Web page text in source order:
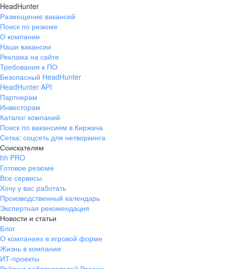
HeadHunter
Размещение вакансий
Поиск по резюме
О компании
Наши вакансии
Реклама на сайте
Требования к ПО
Безопасный HeadHunter
HeadHunter API
Партнерам
Инвесторам
Каталог компаний
Поиск по вакансиям в Киржача
Сетка: соцсеть для нетворкинга
Соискателям
hh PRO
Готовое резюме
Все сервисы
Хочу у вас работать
Производственный календарь
Экспертная рекомендация
Новости и статьи
Блог
О компаниях в игровой форме
Жизнь в компании
ИТ-проекты